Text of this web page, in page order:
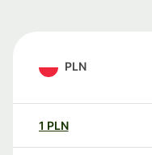
PLN
1 PLN